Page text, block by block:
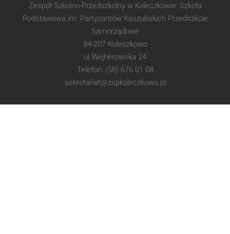
Zespół Szkolno-Przedszkolny w Koleczkowie: Szkoła
Podstawowa im. Partyzantów Kaszubskich Przedszkole
Samorządowe
84-207 Koleczkowo
ul.Wejherowska 24
Telefon: (58) 676 01 08
sekretariat@zspkoleczkowo.pl